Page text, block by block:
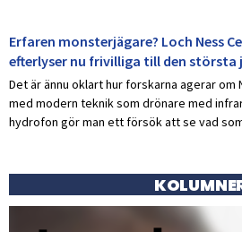
Erfaren monsterjägare? Loch Ness
efterlyser nu frivilliga till den största
Det är ännu oklart hur forskarna agerar om
med modern teknik som drönare med
hydrofon gör man ett försök att se vad